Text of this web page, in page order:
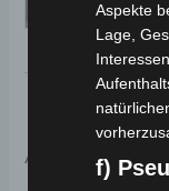
Ähnliche
Aspekte
Lage,
f)